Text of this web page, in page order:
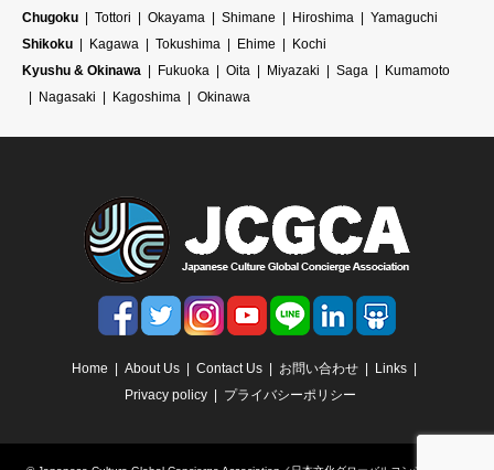
Chugoku
Tottori Okayama Shimane Hiroshima
Yamaguchi
Shikoku
Kagawa Tokushima Ehime
Kochi
Kyushu & Okinawa
Fukuoka Oita Miyazaki Saga
Kumamoto
Nagasaki
Kagoshima Okinawa
Home About Us Contact Us お問い合わせ
Links
Privacy policy
プライバシーポリシー